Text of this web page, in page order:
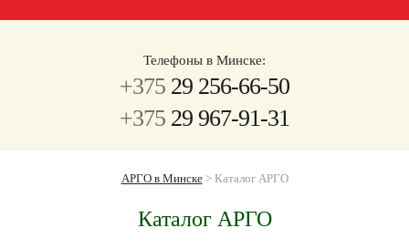
Телефоны в Минске:
+375 29 256-66-50
+375 29 967-91-31
АРГО в Минске> Каталог АРГО
Каталог АРГО